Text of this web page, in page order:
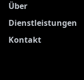
Über
Dienstleistungen
Kontakt